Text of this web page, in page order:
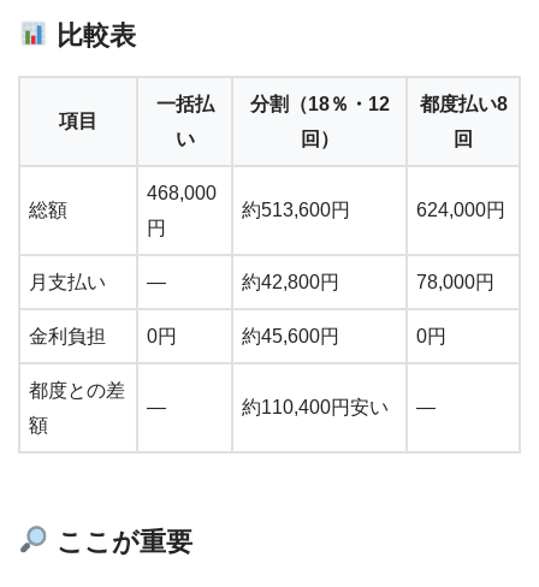
比較表
項目
一括払
い
分割（18％・12
回）
都度払い8
回
総額
468,000
円
約513,600円 624,000円
月支払い — 約42,800円 78,000円
金利負担 0円 約45,600円 0円
都度との差
額
— 約110,400円安い —
ここが重要